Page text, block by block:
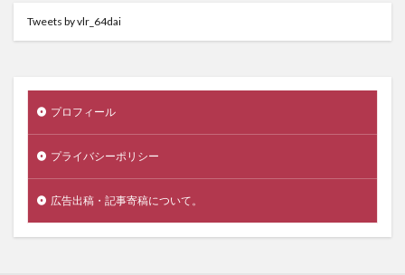
Tweets by vlr_64dai
プロフィール
プライバシーポリシー
広告出稿・記事寄稿について。